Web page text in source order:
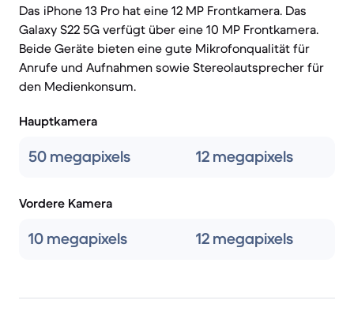
Das iPhone 13 Pro hat eine 12 MP Frontkamera. Das
Galaxy S22 5G verfügt über eine 10 MP Frontkamera.
Beide Geräte bieten eine gute Mikrofonqualität für
Anrufe und Aufnahmen sowie Stereolautsprecher für
den Medienkonsum.
Hauptkamera
50 megapixels 12 megapixels
Vordere Kamera
10 megapixels 12 megapixels